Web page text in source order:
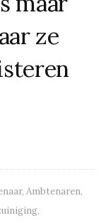
ze
, Ambtenaren,
,